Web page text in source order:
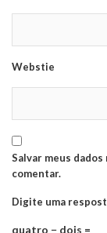
Webstie
Salvar meus
comentar.
Digite uma
quatro − dois =